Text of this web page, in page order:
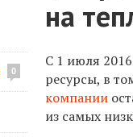
на
0
С 1 июля
ресурсы, в
компании
из самых